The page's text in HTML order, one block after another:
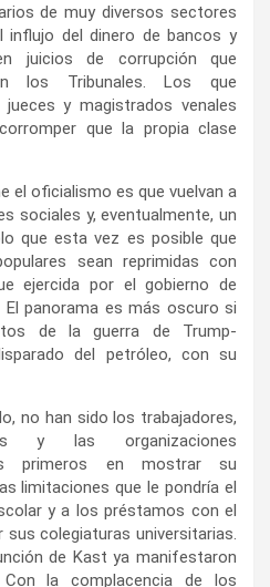
de muy diversos sectores
influjo del dinero de bancos y
juicios de corrupción que
los Tribunales. Los que
y magistrados venales
que la propia clase
el oficialismo es que vuelvan a
sociales y, eventualmente, un
que esta vez es posible que
sean reprimidas con
ejercida por el gobierno de
El panorama es más oscuro si
de la guerra de Trump-
del petróleo, con su
no han sido los trabajadores,
y las organizaciones
primeros en mostrar su
limitaciones que le pondría el
y a los préstamos con el
sus colegiaturas universitarias.
de Kast ya manifestaron
la complacencia de los